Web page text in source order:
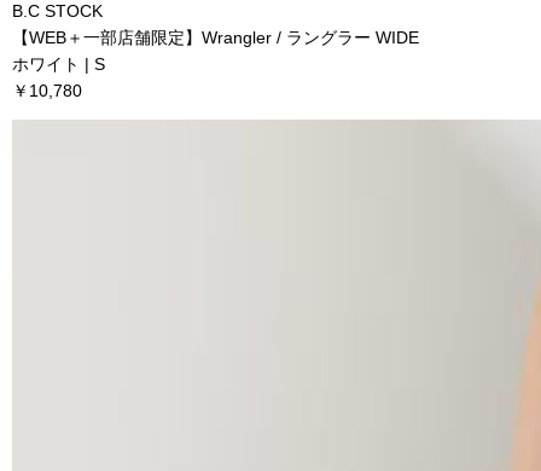
B.C STOCK
【WEB＋一部店舗限定】Wrangler / ラングラー WIDE
ホワイト | S
￥10,780